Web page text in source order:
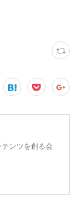
ンツを創る会